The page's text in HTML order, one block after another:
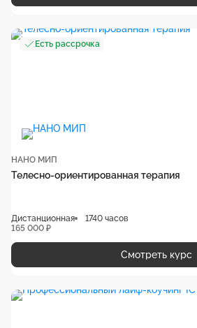
Есть рассрочка
НАНО МИП
Телесно-ориентированная терапия
Дистанционная
1740 часов
165 000 ₽
Смотреть курс